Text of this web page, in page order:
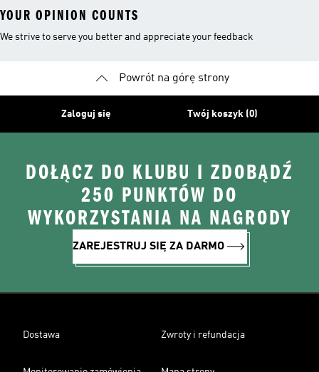
YOUR OPINION COUNTS
We strive to serve you better and appreciate your feedback
Powrót na górę strony
Zaloguj się Twój koszyk (0)
DOŁĄCZ DO KLUBU I ZDOBĄDŹ
250 PUNKTÓW DO
WYKORZYSTANIA NA NAGRODY
ZAREJESTRUJ SIĘ ZA DARMO
Dostawa Zwroty i refundacja